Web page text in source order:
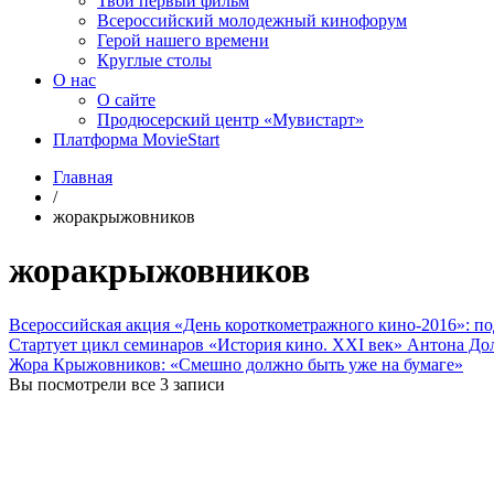
Всероссийский молодежный кинофорум
Герой нашего времени
Круглые столы
О нас
О сайте
Продюсерский центр «Мувистарт»
Платформа MovieStart
Главная
/
жоракрыжовников
жоракрыжовников
Всероссийская акция «День короткометражного кино-2016»:
Стартует цикл семинаров «История кино. ХХI век» Антона
Жора Крыжовников: «Смешно должно быть уже на бумаге»
Вы посмотрели все 3 записи